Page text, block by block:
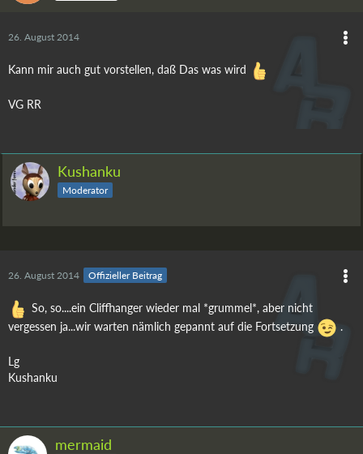
26. August 2014
Kann mir auch gut vorstellen, daß Das was wird
VG RR
Kushanku
Moderator
26. August 2014 Offizieller Beitrag
So, so....ein Cliffhanger wieder mal *grummel*, aber nicht
vergessen ja...wir warten nämlich gepannt auf die Fortsetzung
.
Lg
Kushanku
mermaid